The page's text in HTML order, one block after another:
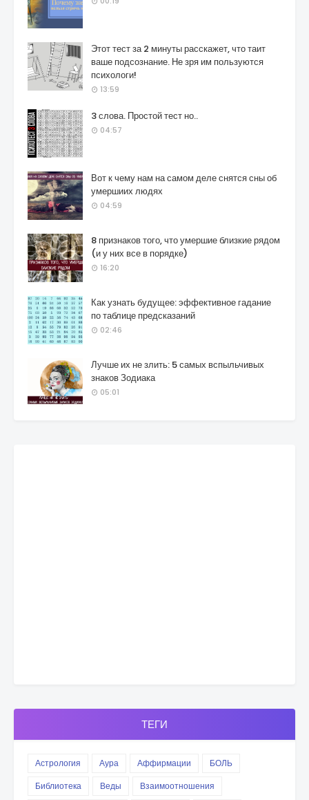
Этот тест за 2 минуты расскажет, что таит
ваше подсознание. Не зря им пользуются
психологи!
13:59
3 слова. Простой тест но..
04:57
Вот к чему нам на самом деле снятся сны об
умершиих людях
04:59
8 признаков того, что умершие близкие рядом
(и у них все в порядке)
16:20
Как узнать будущее: эффективное гадание
по таблице предсказаний
02:46
Лучше их не злить: 5 самых вспыльчивых
знаков Зодиака
05:01
ТЕГИ
Астрология Аура Аффирмации
БОЛЬ
Библиотека
Веды
Взаимоотношения